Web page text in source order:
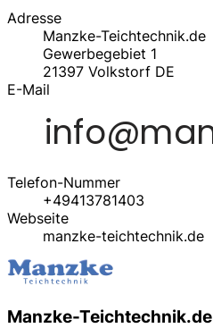
Adresse
Manzke-Teichtechnik.de
Gewerbegebiet 1
21397 Volkstorf DE
E-Mail
Telefon-Nummer
+49413781403
Webseite
manzke-teichtechnik.de
Manzke-Teichtechnik.de